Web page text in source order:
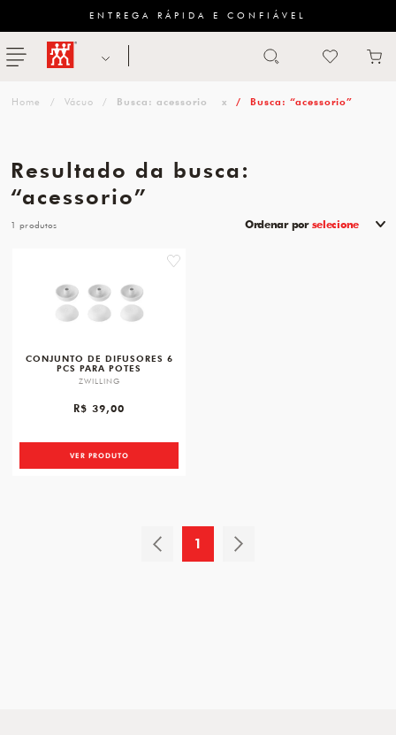
ENTREGA RÁPIDA E CONFIÁVEL
menu ZWILLING
TESOURAS
Vácuo Busca: acessorio x Busca: “acessorio”
Resultado da busca:
“acessorio”
Ordenar por selecione
1
favorite
CONJUNTO DE DIFUSORES 6
PCS PARA POTES
ZWILLING
R$ 39,00
VER PRODUTO
1